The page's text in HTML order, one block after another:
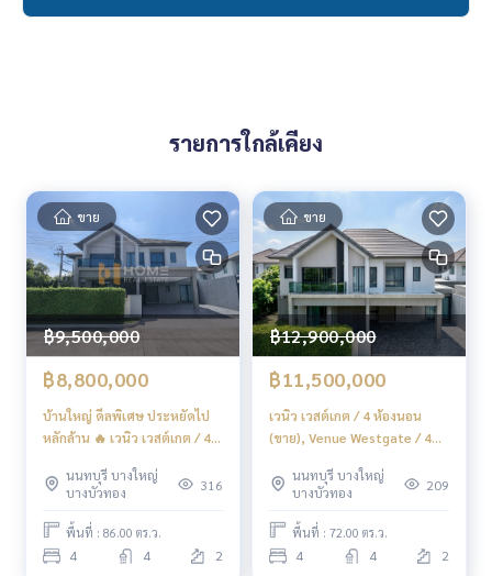
รายการใกล้เคียง
ขาย
฿9,500,000
฿8,800,000
บ้านใหญ่ ดีลพิเศษ ประหยัดไป
หลักล้าน 🔥 เวนิว เวสต์เกต / 4
Westgate / 4 Bedrooms
(FOR SALE) AOM077
นนทบุรี บางใหญ่
บางบัวทอง
316
พื้นที่ : 86.00 ตร.ว.
4 4 2
ขาย
฿12,900,000
฿11,500,000
เวนิว เวสต์เกต / 4 ห้องนอน
(ขาย), Venue Westgate / 4
BNS076นนทบุรี บางใหญ่
บางบัวทอง
209
พื้นที่ : 72.00 ตร.ว.
4 4 2